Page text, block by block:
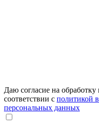
Даю согласие на
соответствии с политикой
персональных данных